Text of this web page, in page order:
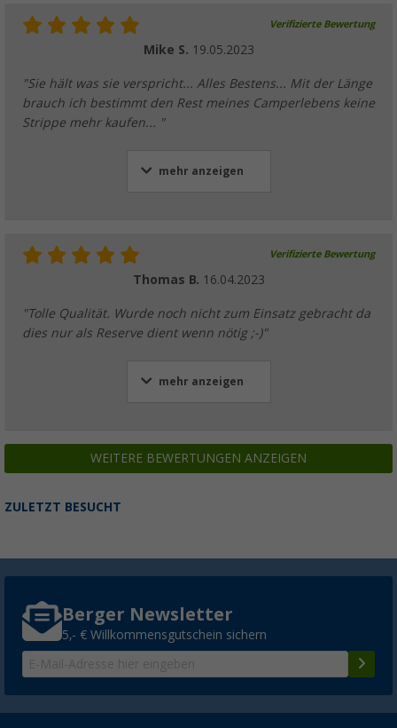
Berger Stripes Outdoormatte /
Verifizierte Bewertung
Mike S. 19.05.2023
"Sie hält was sie verspricht... Alles Bestens... Mit der Länge
brauch ich bestimmt den Rest meines Camperlebens keine
Strippe mehr kaufen... "
mehr anzeigen
Verifizierte Bewertung
Thomas B. 16.04.2023
"Tolle Qualität. Wurde noch nicht zum Einsatz gebracht da
dies nur als Reserve dient wenn nötig ;-)"
mehr anzeigen
WEITERE BEWERTUNGEN ANZEIGEN
ZULETZT BESUCHT
Berger Newsletter
5,- € Willkommensgutschein sichern